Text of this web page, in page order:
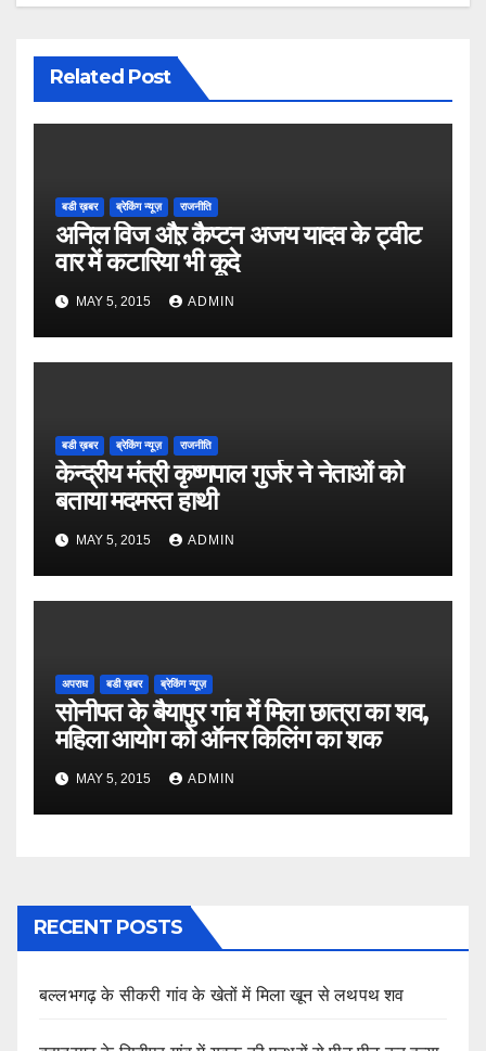
Related Post
बडी ख़बर ब्रेकिंग न्यूज़ राजनीति
अनिल विज औऱ कैप्टन अजय यादव के ट्वीट
वार में कटारिया भी कूदे
MAY 5, 2015 ADMIN
बडी ख़बर ब्रेकिंग न्यूज़ राजनीति
केन्द्रीय मंत्री कृष्णपाल गुर्जर ने नेताओं को
बताया मदमस्त हाथी
MAY 5, 2015 ADMIN
अपराध बडी ख़बर ब्रेकिंग न्यूज़
सोनीपत के बैयापुर गांव में मिला छात्रा का शव,
महिला आयोग को ऑनर किलिंग का शक
MAY 5, 2015 ADMIN
RECENT POSTS
बल्लभगढ़ के सीकरी गांव के खेतों में मिला खून से लथपथ शव